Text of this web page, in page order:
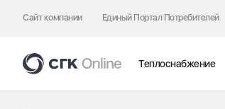
Сайт компании Единый Портал Потребителей
Теплоснабжение